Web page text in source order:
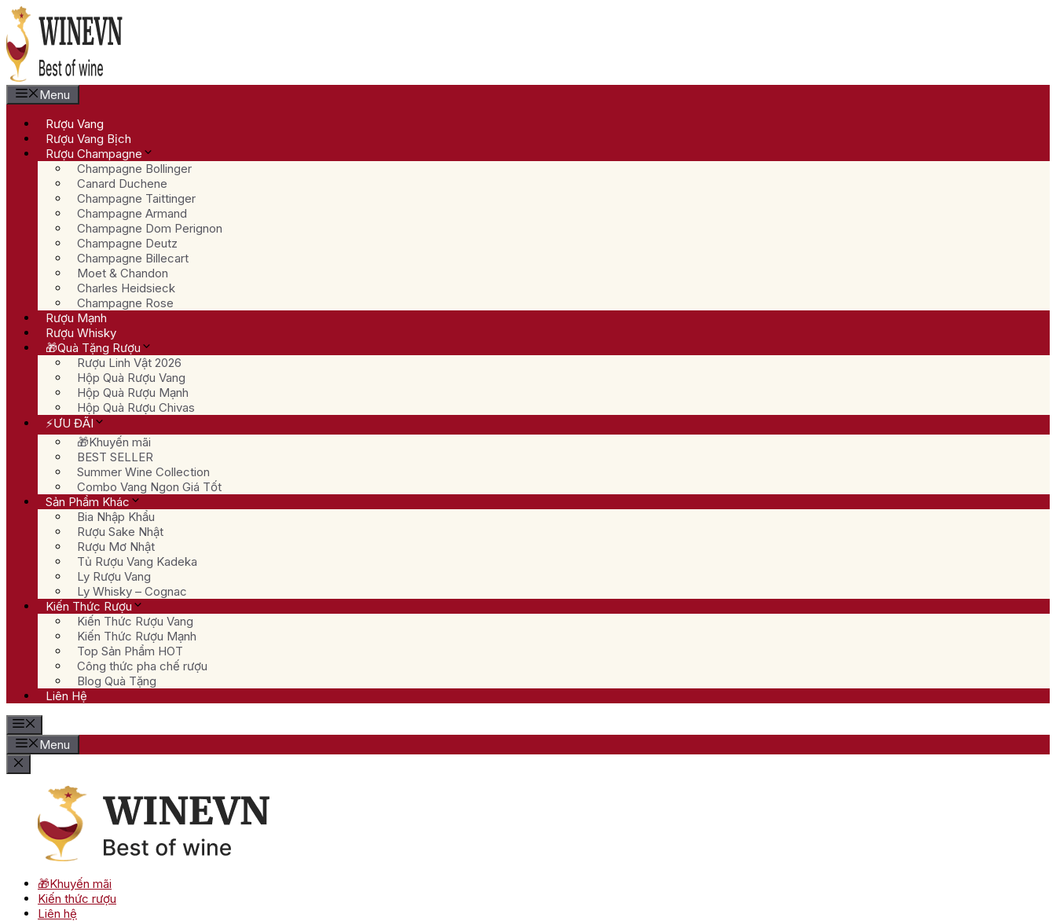
Chuyển
đến
nội
dung
Menu
Rượu Vang
Rượu Vang Bịch
Rượu Champagne
Champagne Bollinger
Canard Duchene
Champagne Taittinger
Champagne Armand
Champagne Dom Perignon
Champagne Deutz
Champagne Billecart
Moet & Chandon
Charles Heidsieck
Champagne Rose
Rượu Mạnh
Rượu Whisky
🎁Quà Tặng Rượu
Rượu Linh Vật 2026
Hộp Quà Rượu Vang
Hộp Quà Rượu Mạnh
Hộp Quà Rượu Chivas
⚡ƯU ĐÃI
🎁Khuyến mãi
BEST SELLER
Summer Wine Collection
Combo Vang Ngon Giá Tốt
Sản Phẩm Khác
Bia Nhập Khẩu
Rượu Sake Nhật
Rượu Mơ Nhật
Tủ Rượu Vang Kadeka
Ly Rượu Vang
Ly Whisky – Cognac
Kiến Thức Rượu
Kiến Thức Rượu Vang
Kiến Thức Rượu Mạnh
Top Sản Phẩm HOT
Công thức pha chế rượu
Blog Quà Tặng
Liên Hệ
Menu
🎁Khuyến mãi
Kiến thức rượu
Liên hệ